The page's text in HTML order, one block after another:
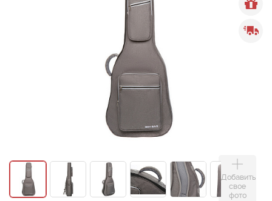
Добавить
свое
фото